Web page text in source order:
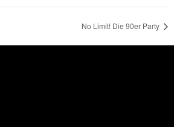
No Limit! Die 90er Party